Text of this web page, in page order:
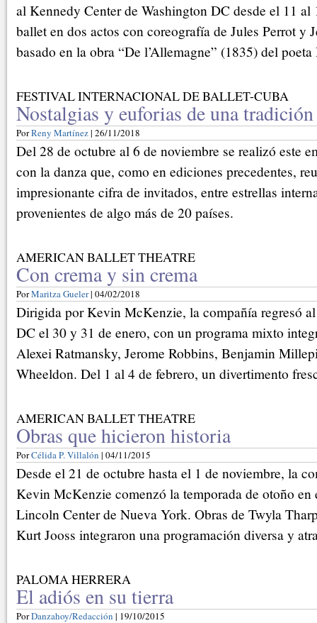
al Kennedy Center de Washington DC desde el 11 al
ballet en dos actos con coreografía de Jules Perrot y
basado en la obra “De l’Allemagne” (1835) del
FESTIVAL INTERNACIONAL DE BALLET-CUBA
Nostalgias y euforias de una tradición
PorReny Martínez| 26/11/2018
Del 28 de octubre al 6 de noviembre se realizó este
con la danza que, como en ediciones precedentes,
impresionante cifra de invitados, entre estrellas
provenientes de algo más de 20 países.
AMERICAN BALLET THEATRE
Con crema y sin crema
PorMaritza Gueler| 04/02/2018
Dirigida por Kevin McKenzie, la compañía regresó
DC el 30 y 31 de enero, con un programa mixto
Alexei Ratmansky, Jerome Robbins, Benjamin
Wheeldon. Del 1 al 4 de febrero, un divertimento
AMERICAN BALLET THEATRE
Obras que hicieron historia
PorCélida P. Villalón | 04/11/2015
Desde el 21 de octubre hasta el 1 de noviembre, la
Kevin McKenzie comenzó la temporada de otoño en
Lincoln Center de Nueva York. Obras de Twyla
Kurt Jooss integraron una programación diversa y
PALOMA HERRERA
El adiós en su tierra
PorDanzahoy/Redacción | 19/10/2015